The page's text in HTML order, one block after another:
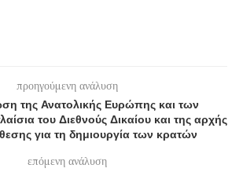
προηγούμενη ανάλυση
της Ανατολικής Ευρώπης και των
του Διεθνούς Δικαίου και της αρχής
για τη δημιουργία των κρατών
επόμενη ανάλυση